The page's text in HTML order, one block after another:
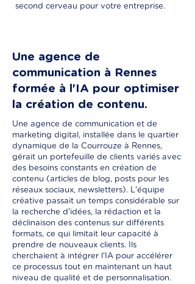
second cerveau pour votre entreprise.
Une agence de
communication à Rennes
formée à l'IA pour optimiser
la création de contenu.
Une agence de communication et de
marketing digital, installée dans le quartier
dynamique de la Courrouze à Rennes,
gérait un portefeuille de clients variés avec
des besoins constants en création de
contenu (articles de blog, posts pour les
réseaux sociaux, newsletters). L'équipe
créative passait un temps considérable sur
la recherche d'idées, la rédaction et la
déclinaison des contenus sur différents
formats, ce qui limitait leur capacité à
prendre de nouveaux clients. Ils
cherchaient à intégrer l'IA pour accélérer
ce processus tout en maintenant un haut
niveau de qualité et de personnalisation.